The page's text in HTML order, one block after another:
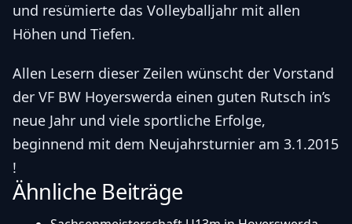
und resümierte das Volleyballjahr mit allen
Höhen und Tiefen.
Allen Lesern dieser Zeilen wünscht der Vorstand
der VF BW Hoyerswerda einen guten Rutsch in’s
neue Jahr und viele sportliche Erfolge,
beginnend mit dem Neujahrsturnier am 3.1.2015
!
Ähnliche Beiträge